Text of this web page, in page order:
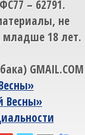
– 62791.
не
18 лет.
GMAIL.COM
Весны»